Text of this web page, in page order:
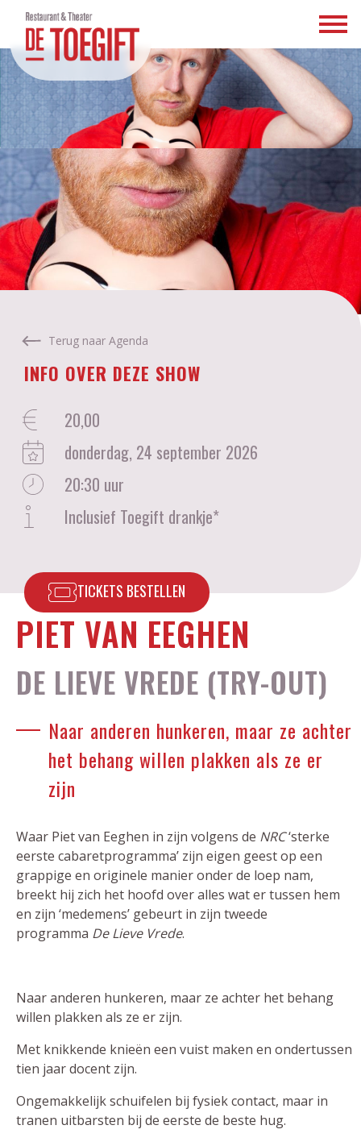
Terug naar Agenda
INFO OVER DEZE SHOW
20,00
donderdag, 24 september 2026
20:30 uur
Inclusief Toegift drankje*
PIET VAN EEGHEN
DE LIEVE VREDE (TRY-OUT)
Naar anderen hunkeren, maar ze achter
het behang willen plakken als ze er
zijn
Waar Piet van Eeghen in zijn volgens de NRC‘sterke
eerste cabaretprogramma’ zijn eigen geest op een
grappige en originele manier onder de loep nam,
breekt hij zich het hoofd over alles wat er tussen hem
en zijn ‘medemens’ gebeurt in zijn tweede
programma De Lieve Vrede.
Naar anderen hunkeren, maar ze achter het behang
willen plakken als ze er zijn.
Met knikkende knieën een vuist maken en ondertussen
tien jaar docent zijn.
Ongemakkelijk schuifelen bij fysiek contact, maar in
tranen uitbarsten bij de eerste de beste hug.